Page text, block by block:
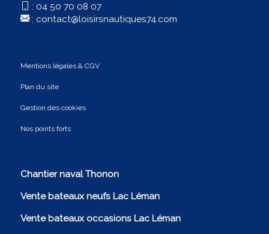
: 04 50 70 08 07
: contact@loisirsnautiques74.com
Mentions légales & CGV
Plan du site
Gestion des cookies
Nos points forts
Chantier naval Thonon
Vente bateaux neufs Lac Léman
Vente bateaux occasions Lac Léman